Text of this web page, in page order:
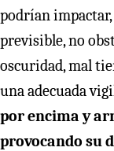
podrían
previsible, no
oscuridad, mal
una adecuada
por encima y
provocando su